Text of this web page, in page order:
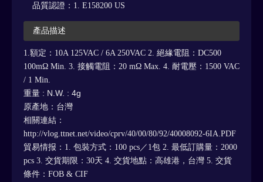
品質認證： 1. E158200 US
產品描述
1.額定：10A 125VAC / 6A 250VAC 2. 絕緣電阻：DC500
100mΩ Min. 3. 接觸電阻：20 mΩ Max. 4. 耐電壓：1500 VAC
/ 1 Min.
重量 : N.W. : 4g
原產地：台灣
相關連結：
http://vlog.ttnet.net/video/cprv/40/00/80/92/40008092-6IA.PDF
貿易情报：1. 包裝方式：100 pcs／1包 2. 最低訂購量：2000
pcs 3. 交貨期限：30天 4. 交貨地點：高雄港，台灣 5. 交貨
條件：FOB & CIF